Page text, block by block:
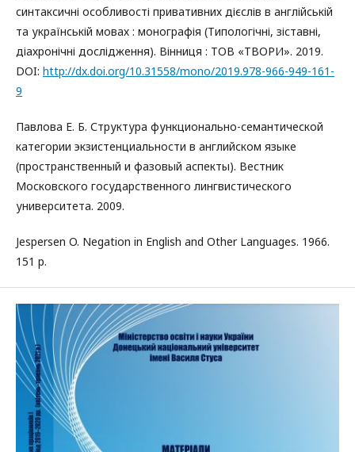
синтаксичні особливості привативних дієслів в англійській
та українській мовах : монографія (Типологічні, зіставні,
діахронічні дослідження). Вінниця : ТОВ «ТВОРИ». 2019.
DOI: http://dx.doi.org/10.31558/mono/2019.978-966-949-161-
9
Павлова Е. Б. Структура функционально-семантической
категории экзистенциальности в английском языке
(пространственный и фазовый аспекты). Вестник
Московского государственного лингвистического
университета. 2009.
Jespersen O. Negation in English and Other Languages. 1966.
151 p.